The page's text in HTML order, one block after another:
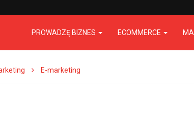
PROWADZĘ BIZNES ECOMMERCE
E-marketing